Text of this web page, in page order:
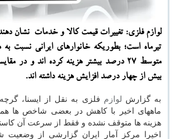
لوازم فلزی: تغییرات قیمت كالا و خدمات نشان
تیرماه است؛ بطوریكه خانوارهای ایرانی نسبت به
متوسط 27 درصد بیشتر هزینه كرده اند و در
بیش از چهار درصد افزایش هزینه داشته اند.
به گزارش لوازم فلزی به نقل از ایسنا،
ماههای اخیر با کاهش در بعضی شاخص ها
هزینه ها متوقف نشده و فقط از سرعت آن
اخیرا مرکز آمار ایران گزارشی از